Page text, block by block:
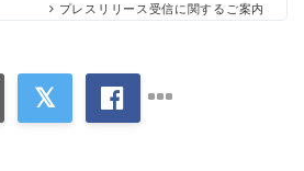
プレスリリース受信に関するご案内